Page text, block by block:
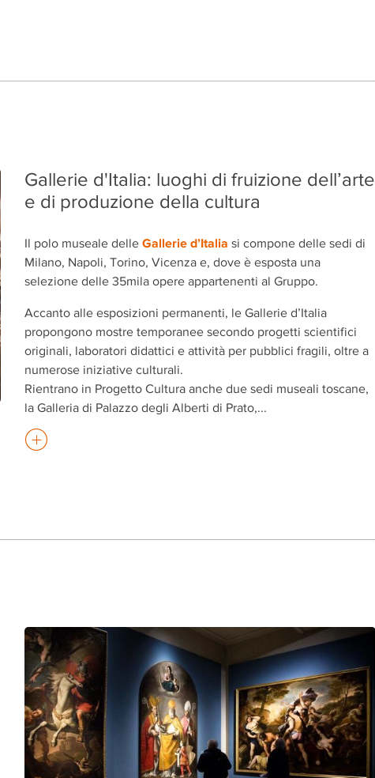
Gallerie d'Italia: luoghi di fruizione dell’arte
e di produzione della cultura
Il polo museale delle Gallerie d’Italia si compone delle sedi di
Milano, Napoli, Torino, Vicenza e, dove è esposta una
selezione delle 35mila opere appartenenti al Gruppo.
Accanto alle esposizioni permanenti, le Gallerie d’Italia
propongono mostre temporanee secondo progetti scientifici
originali, laboratori didattici e attività per pubblici fragili, oltre a
numerose iniziative culturali.
Rientrano in Progetto Cultura anche due sedi museali toscane,
la Galleria di Palazzo degli Alberti di Prato,...